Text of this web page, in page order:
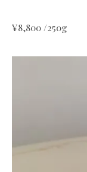
¥8,800 /250g